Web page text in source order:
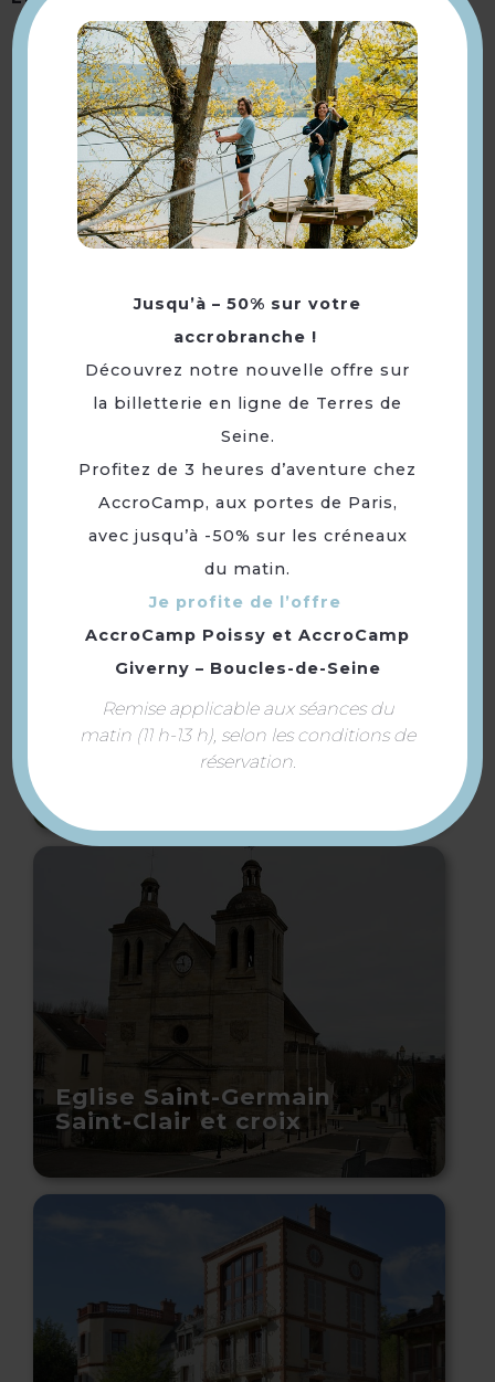
À voir aussi ...
Château de Médan
Le Clos Magedon
Eglise Saint-Germain
Saint-Clair et croix
Jusqu’à – 50% sur votre
accrobranche !
Découvrez notre nouvelle offre sur
la billetterie en ligne de Terres de
Seine.
Profitez de 3 heures d’aventure chez
AccroCamp, aux portes de Paris,
avec jusqu’à -50% sur les créneaux
du matin.
Je profite de l’offre
AccroCamp Poissy et AccroCamp
Giverny – Boucles-de-Seine
Remise applicable aux séances du
matin (11 h-13 h), selon les conditions de
réservation.